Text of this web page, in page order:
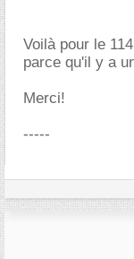
Voilà pour le
parce qu'il y a
Merci!
-----